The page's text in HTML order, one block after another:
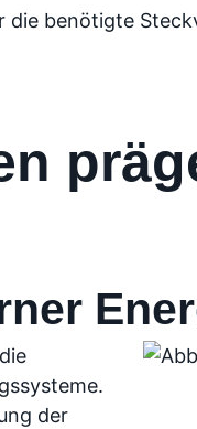
die benötigte
der